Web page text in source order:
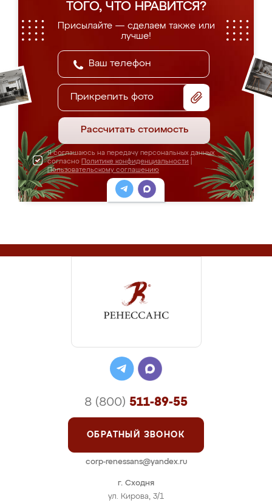
ТОГО, ЧТО НРАВИТСЯ?
Присылайте — сделаем также или
лучше!
Прикрепить фото
Рассчитать стоимость
Я соглашаюсь на передачу персональных данных
согласно Политике конфиденциальности
Пользовательскому соглашению
г. Сходня
ул. Кирова, 3/1
8 (800) 511-89-55
ОБРАТНЫЙ ЗВОНОК
corp-renessans@yandex.ru